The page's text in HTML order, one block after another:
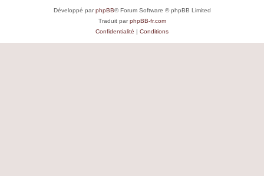
Développé parphpBB® Forum Software © phpBB Limited
Traduit parphpBB-fr.com
Confidentialité | Conditions